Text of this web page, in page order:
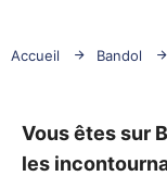
Accueil Bandol
Vous êtes sur
les